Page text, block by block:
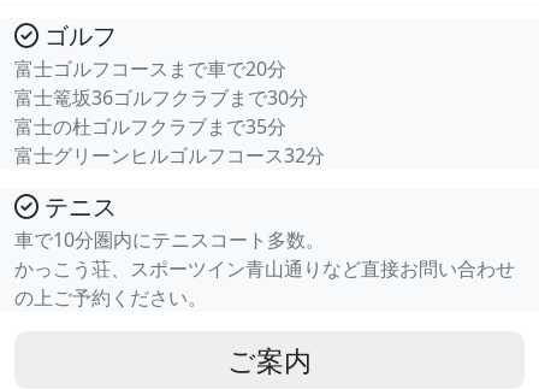
ゴルフ
富士ゴルフコースまで車で20分
富士篭坂36ゴルフクラブまで30分
富士の杜ゴルフクラブまで35分
富士グリーンヒルゴルフコース32分
テニス
車で10分圏内にテニスコート多数。
かっこう荘、スポーツイン青山通りなど直接お問い合わせ
の上ご予約ください。
ご案内